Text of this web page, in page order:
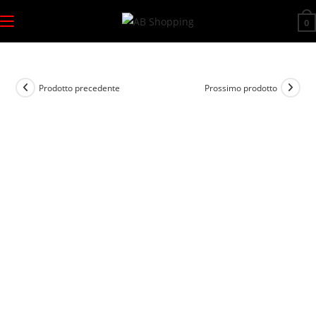
al
contenuto
0
Prodotto precedente Prossimo prodotto